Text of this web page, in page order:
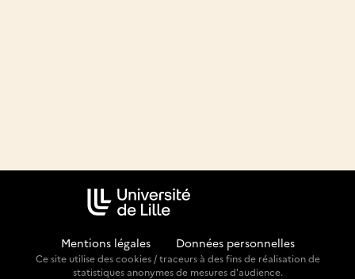
Mentions légales Données personnelles
Ce site utilise des cookies / traceurs à des fins de réalisation de
statistiques anonymes de mesures d'audience.